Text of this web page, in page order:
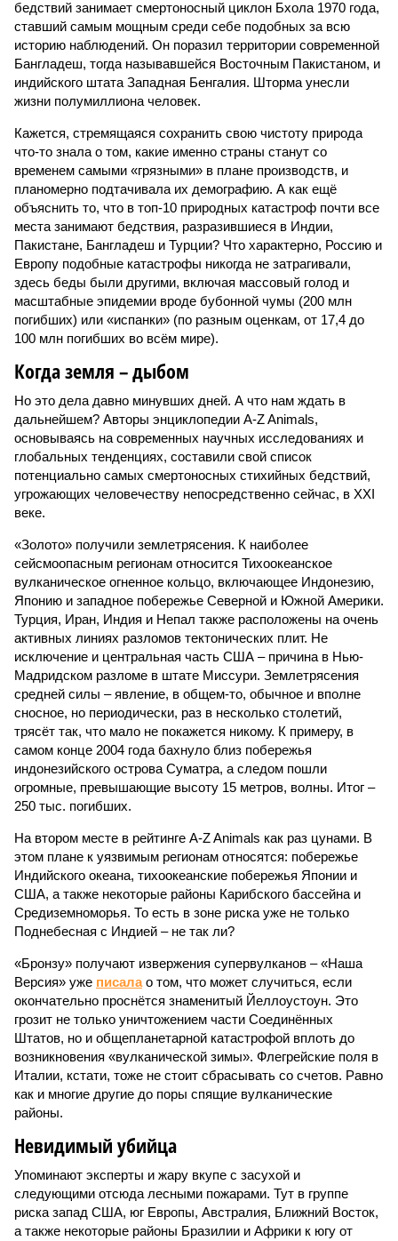
бедствий занимает смертоносный циклон Бхола 1970 года,
ставший самым мощным среди себе подобных за всю
историю наблюдений. Он поразил территории современной
Бангладеш, тогда называвшейся Восточным Пакистаном, и
индийского штата Западная Бенгалия. Шторма унесли
жизни полумиллиона человек.
Кажется, стремящаяся сохранить свою чистоту природа
что-то знала о том, какие именно страны станут со
временем самыми «грязными» в плане производств, и
планомерно подтачивала их демографию. А как ещё
объяснить то, что в топ-10 природных катастроф почти все
места занимают бедствия, разразившиеся в Индии,
Пакистане, Бангладеш и Турции? Что характерно, Россию и
Европу подобные катастрофы никогда не затрагивали,
здесь беды были другими, включая массовый голод и
масштабные эпидемии вроде бубонной чумы (200 млн
погибших) или «испанки» (по разным оценкам, от 17,4 до
100 млн погибших во всём мире).
Когда земля – дыбом
Но это дела давно минувших дней. А что нам ждать в
дальнейшем? Авторы энциклопедии A-Z Animals,
основываясь на современных научных исследованиях и
глобальных тенденциях, составили свой список
потенциально самых смертоносных стихийных бедствий,
угрожающих человечеству непосредственно сейчас, в XXI
веке.
«Золото» получили землетрясения. К наиболее
сейсмоопасным регионам относится Тихоокеанское
вулканическое огненное кольцо, включающее Индонезию,
Японию и западное побережье Северной и Южной Америки.
Турция, Иран, Индия и Непал также расположены на очень
активных линиях разломов тектонических плит. Не
исключение и центральная часть США – причина в Нью-
Мадридском разломе в штате Миссури. Землетрясения
средней силы – явление, в общем-то, обычное и вполне
сносное, но периодически, раз в несколько столетий,
трясёт так, что мало не покажется никому. К примеру, в
самом конце 2004 года бахнуло близ побережья
индонезийского острова Суматра, а следом пошли
огромные, превышающие высоту 15 метров, волны. Итог –
250 тыс. погибших.
На втором месте в рейтинге A-Z Animals как раз цунами. В
этом плане к уязвимым регионам относятся: побережье
Индийского океана, тихо­океанские побережья Японии и
США, а также некоторые районы Карибского бассейна и
Средиземноморья. То есть в зоне риска уже не только
Поднебесная с Индией – не так ли?
«Бронзу» получают извержения супервулканов – «Наша
Версия» уже писалао том, что может случиться, если
окончательно проснётся знаменитый Йеллоустоун. Это
грозит не только уничтожением части Соединённых
Штатов, но и общепланетарной катастрофой вплоть до
возникновения «вулканической зимы». Флегрейские поля в
Италии, кстати, тоже не стоит сбрасывать со счетов. Равно
как и многие другие до поры спящие вулканические
районы.
Невидимый убийца
Упоминают эксперты и жару вкупе с засухой и
следующими отсюда лесными пожарами. Тут в группе
риска запад США, юг Европы, Австралия, Ближний Восток,
а также некоторые районы Бразилии и Африки к югу от